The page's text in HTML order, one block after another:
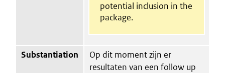
potential inclusion in the
package.
Substantiation
Op dit moment zijn er
resultaten van een follow up